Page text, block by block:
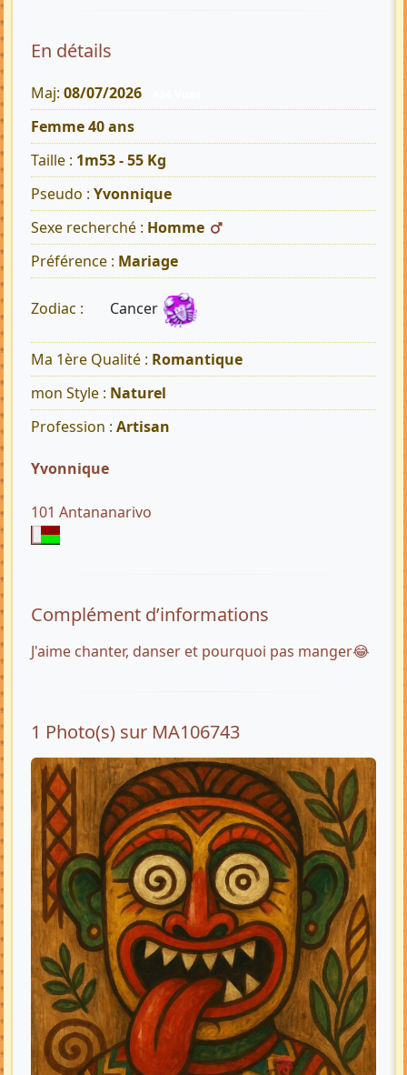
En détails
Maj: 08/07/2026
Femme 40 ans
Taille : 1m53 - 55 Kg
Pseudo : Yvonnique
Sexe recherché : Homme
Préférence : Mariage
Zodiac : Cancer
Ma 1ère Qualité : Romantique
mon Style : Naturel
Profession : Artisan
Yvonnique
101 Antananarivo
Complément d’informations
J'aime chanter, danser et pourquoi pas manger😂
1 Photo(s) sur MA106743